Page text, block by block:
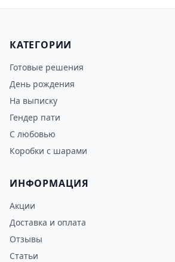
КАТЕГОРИИ
Готовые решения
День рождения
На выписку
Гендер пати
С любовью
Коробки с шарами
ИНФОРМАЦИЯ
Акции
Доставка и оплата
Отзывы
Статьи